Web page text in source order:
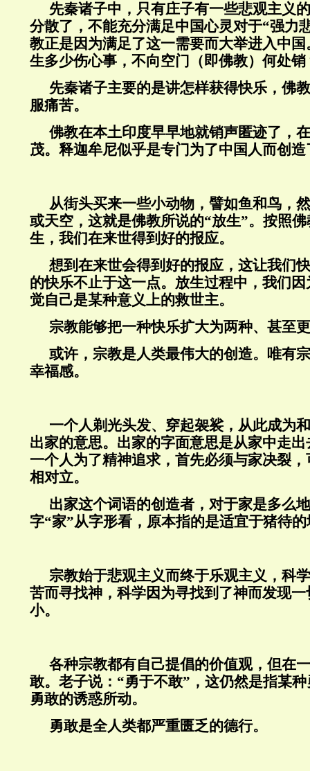
先秦诸子中，只有庄子有一些悲观主义
分散了，不能充分满足中国心灵对于“强力
教正是因为满足了这一需要而大举进入中
生多少伤心事，不向空门（即佛教）何处销
先秦诸子主要的是讲怎样获得快乐，佛
服痛苦。
佛教在本土印度早早地就销声匿迹了，
茂。释迦牟尼似乎是专门为了中国人而创
从街头买来一些小动物，譬如鱼和鸟，
或天空，这就是佛教所说的“放生”。按照
生，我们在来世得到好的报应。
想到在来世会得到好的报应，这让我们
的快乐不止于这一点。放生过程中，我们
觉自己是某种意义上的救世主。
宗教能够把一种快乐扩大为两种、甚至
或许，宗教是人类最伟大的创造。唯有
幸福感。
一个人剃光头发、穿起袈裟，从此成为
出家的意思。出家的字面意思是从家中走
一个人为了精神追求，首先必须与家决裂
相对立。
出家这个词语的创造者，对于家是多么
字“家”从字形看，原本指的是适宜于猪待
宗教始于悲观主义而终于乐观主义，科
苦而寻找神，科学因为寻找到了神而发现
小。
各种宗教都有自己提倡的价值观，但在
敢。老子说：“勇于不敢”，这仍然是指某
勇敢的诱惑所动。
勇敢是全人类都严重匮乏的德行。